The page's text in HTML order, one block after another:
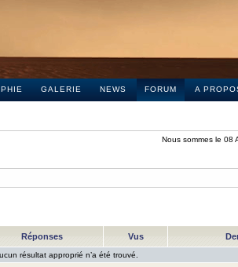
GALERIE NEWS FORUM A
Nous sommes le 08
Réponses Vus
résultat approprié n’a été trouvé.